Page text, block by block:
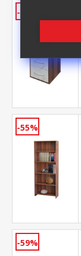
-42%
-55%
-59%